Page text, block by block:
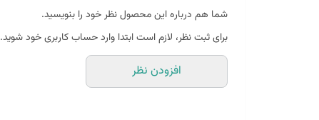
شما هم درباره این محصول نظر خود را بنویسید.
برای ثبت نظر، لازم است ابتدا وارد حساب کاربری خود شوید.
افزودن نظر